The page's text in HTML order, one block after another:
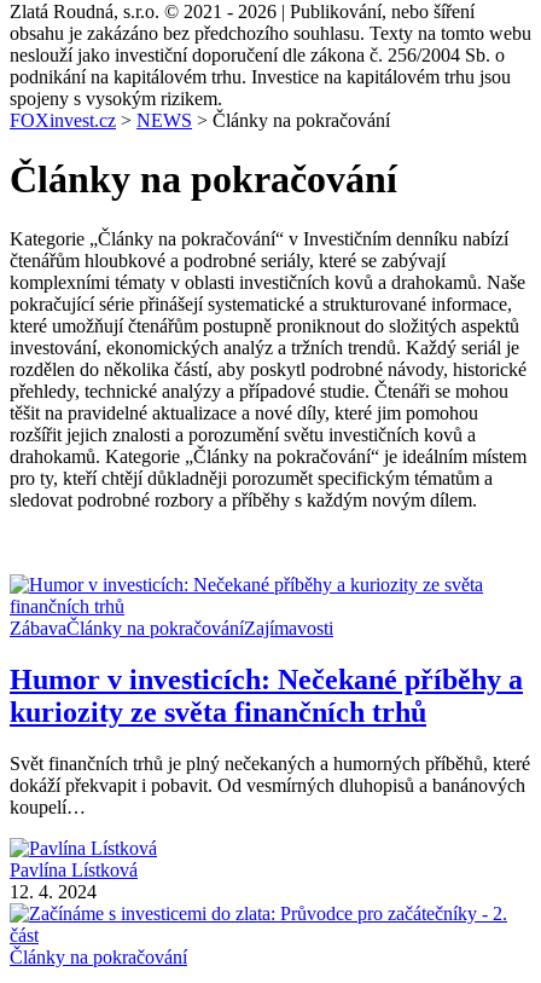
Zlatá Roudná, s.r.o. © 2021 - 2026 | Publikování, nebo šíření
obsahu je zakázáno bez předchozího souhlasu. Texty na tomto webu
neslouží jako investiční doporučení dle zákona č. 256/2004 Sb. o
podnikání na kapitálovém trhu. Investice na kapitálovém trhu jsou
spojeny s vysokým rizikem.
FOXinvest.cz > NEWS > Články na pokračování
Články na pokračování
Kategorie „Články na pokračování“ v Investičním denníku nabízí
čtenářům hloubkové a podrobné seriály, které se zabývají
komplexními tématy v oblasti investičních kovů a drahokamů. Naše
pokračující série přinášejí systematické a strukturované informace,
které umožňují čtenářům postupně proniknout do složitých aspektů
investování, ekonomických analýz a tržních trendů. Každý seriál je
rozdělen do několika částí, aby poskytl podrobné návody, historické
přehledy, technické analýzy a případové studie. Čtenáři se mohou
těšit na pravidelné aktualizace a nové díly, které jim pomohou
rozšířit jejich znalosti a porozumění světu investičních kovů a
drahokamů. Kategorie „Články na pokračování“ je ideálním místem
pro ty, kteří chtějí důkladněji porozumět specifickým tématům a
sledovat podrobné rozbory a příběhy s každým novým dílem.
ZábavaČlánky na pokračováníZajímavosti
Humor v investicích: Nečekané příběhy a
kuriozity ze světa finančních trhů
Svět finančních trhů je plný nečekaných a humorných příběhů, které
dokáží překvapit i pobavit. Od vesmírných dluhopisů a banánových
koupelí…
Pavlína Lístková
12. 4. 2024
Články na pokračování